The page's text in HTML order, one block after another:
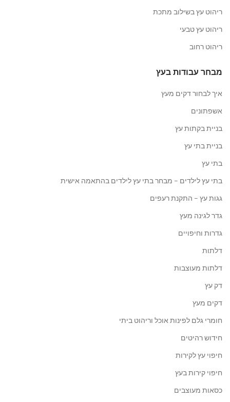
ריהוט עץ בשילוב מתכת
ריהוט עץ טבעי
ריהוט רחוב
מבחר עבודות בעץ
איך לבחור דקים מעץ
אשפתונים
בניית בקתות עץ
בניית בתי עץ
בתי עץ
בתי עץ לילדים – מבחר בתי עץ לילדים בהתאמה אישית
גגות עץ – התקנת רעפים
גדר לגינה מעץ
גדרות וחיפויים
דלתות
דלתות מעוצבות
דק עץ
דקים מעץ
חומרי גלם לפינות אוכל וריהוט ביתי
חידוש רהיטים
חיפוי עץ לקירות
חיפוי קירות בעץ
כסאות מעוצבים